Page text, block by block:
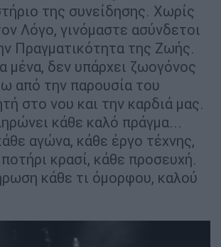
της συνείδησης. Χωρίς
Λόγο, γινόμαστε ασύνδετοι
Πραγματικότητα της Ζωής.
μένα, δεν υπάρχει ζωογόνος
από την παρουσία του
στο νου και την καρδιά μας.
κάθε καλό πράγμα...
αγώνα, κάθε έργο τέχνης,
κρασί, κάθε προσευχή.
κάθε τι όμορφου, καλού